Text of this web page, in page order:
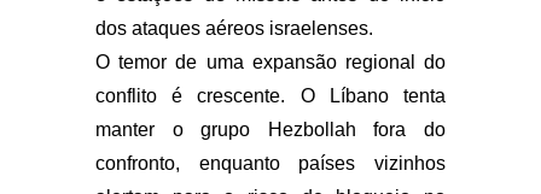
dos ataques aéreos israelenses.
O temor de uma expansão regional do
conflito é crescente. O Líbano tenta
manter o grupo Hezbollah fora do
confronto, enquanto países vizinhos